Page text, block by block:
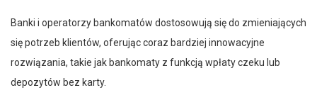
Banki i operatorzy bankomatów dostosowują się do zmieniających
się potrzeb klientów, oferując coraz bardziej innowacyjne
rozwiązania, takie jak bankomaty z funkcją wpłaty czeku lub
depozytów bez karty.